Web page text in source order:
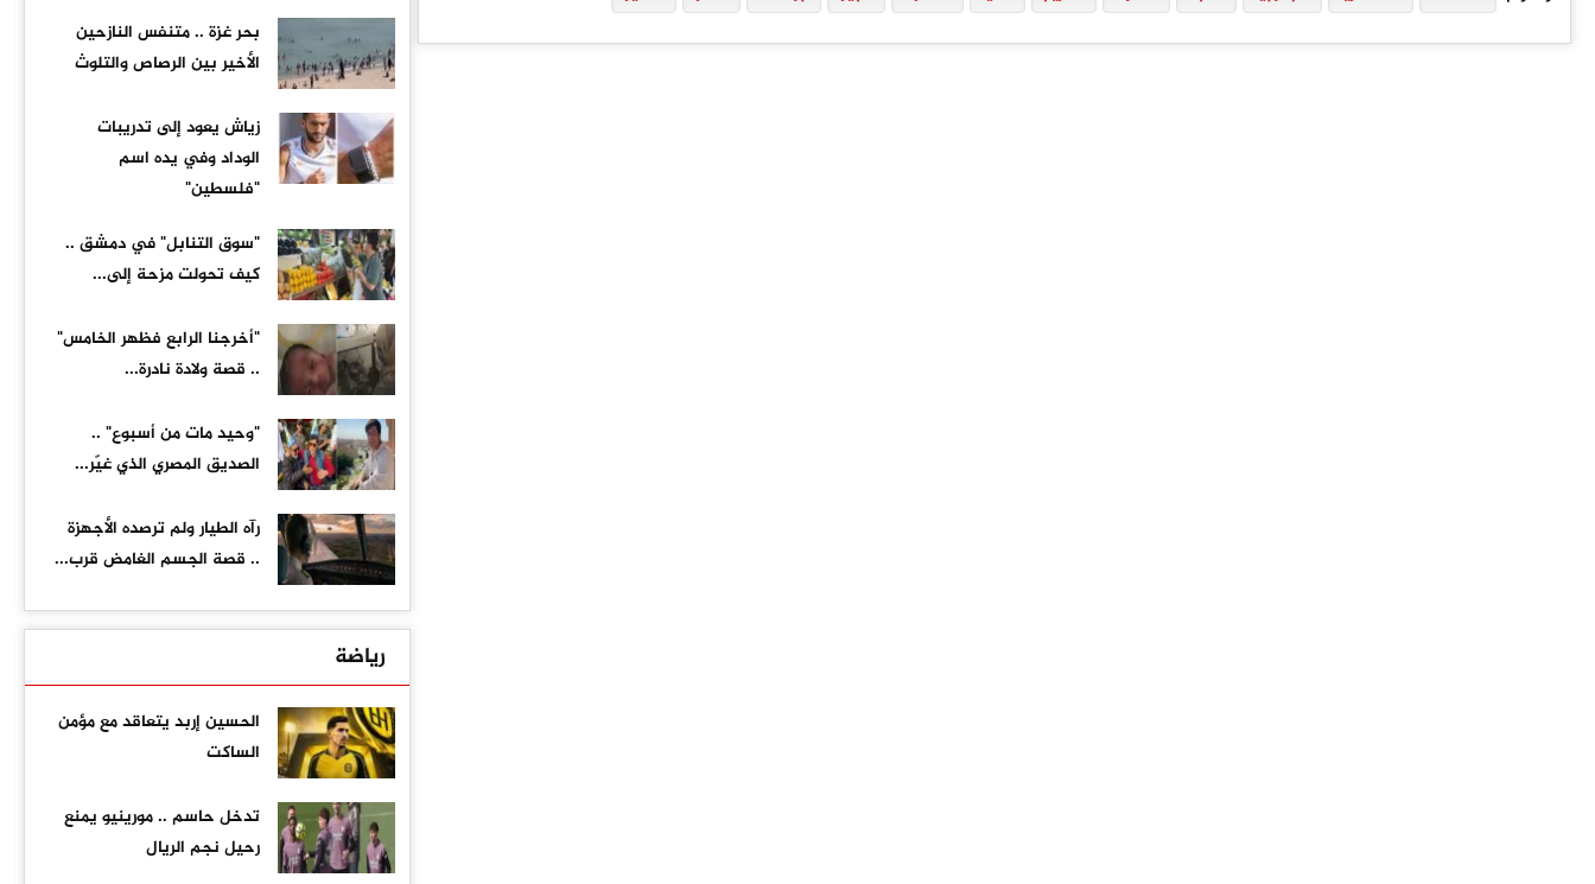
بحر غزة .. متنفس النازحين
الأخير بين الرصاص والتلوث
زياش يعود إلى تدريبات
الوداد وفي يده اسم
"فلسطين"
"سوق التنابل" في دمشق ..
كيف تحولت مزحة إلى...
"أخرجنا الرابع فظهر الخامس"
.. قصة ولادة نادرة...
"وحيد مات من أسبوع" ..
الصديق المصري الذي غيّر...
رآه الطيار ولم ترصده الأجهزة
.. قصة الجسم الغامض قرب...
رياضة
الحسين إربد يتعاقد مع مؤمن
الساكت
تدخل حاسم .. مورينيو يمنع
رحيل نجم الريال